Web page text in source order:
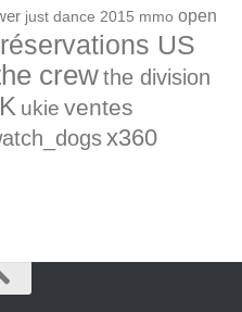
just dance 2015 mmo open
réservations US
crewthe division
ukie ventes
x360